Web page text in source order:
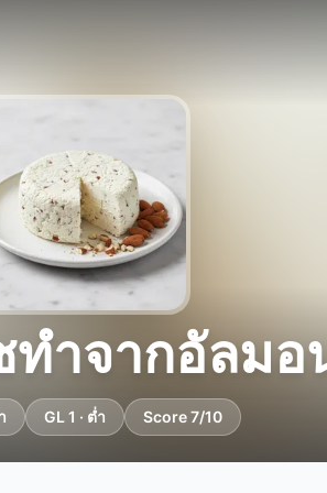
ำจากอัลมอ
GL 1 · ต่ำ Score 7/10